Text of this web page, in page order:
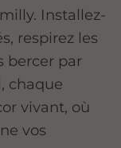
Installez-
respirez les
bercer par
chaque
vivant, où
vos